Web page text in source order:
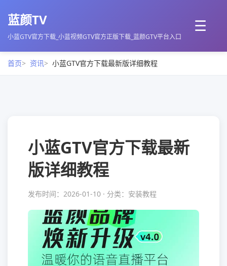
蓝颜TV
小蓝GTV官方下载_小蓝视频GTV官方正版下载_蓝颜GTV平台入口
☰
首页 资讯 小蓝GTV官方下载最新版详细教程
小蓝GTV官方下载最新
版详细教程
发布时间：2026-01-10 · 分类：安装教程